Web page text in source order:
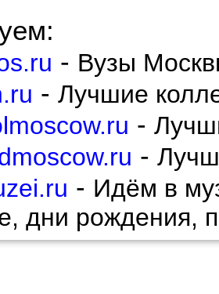
- Вузы
- Лучшие
-
-
- Идём в
дни рождения,